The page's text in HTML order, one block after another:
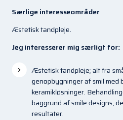
Særlige interesseområder
Æstetisk tandpleje.
Jeg interesserer mig særligt for:
Æstetisk tandpleje; alt fra
genopbygninger af smil med
keramikløsninger.
baggrund af smile designs,
resultater.